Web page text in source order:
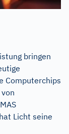
bringen
Computerchips
Licht seine